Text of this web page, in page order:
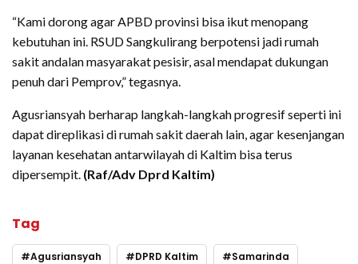
“Kami dorong agar APBD provinsi bisa ikut menopang
kebutuhan ini. RSUD Sangkulirang berpotensi jadi rumah
sakit andalan masyarakat pesisir, asal mendapat dukungan
penuh dari Pemprov,” tegasnya.
Agusriansyah berharap langkah-langkah progresif seperti ini
dapat direplikasi di rumah sakit daerah lain, agar kesenjangan
layanan kesehatan antarwilayah di Kaltim bisa terus
dipersempit. (Raf/Adv Dprd Kaltim)
Tag
Agusriansyah DPRD Kaltim Samarinda